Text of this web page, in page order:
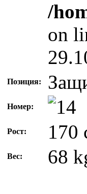
/
on
Позиция:
Номер:
Рост: 170
Вес: 68